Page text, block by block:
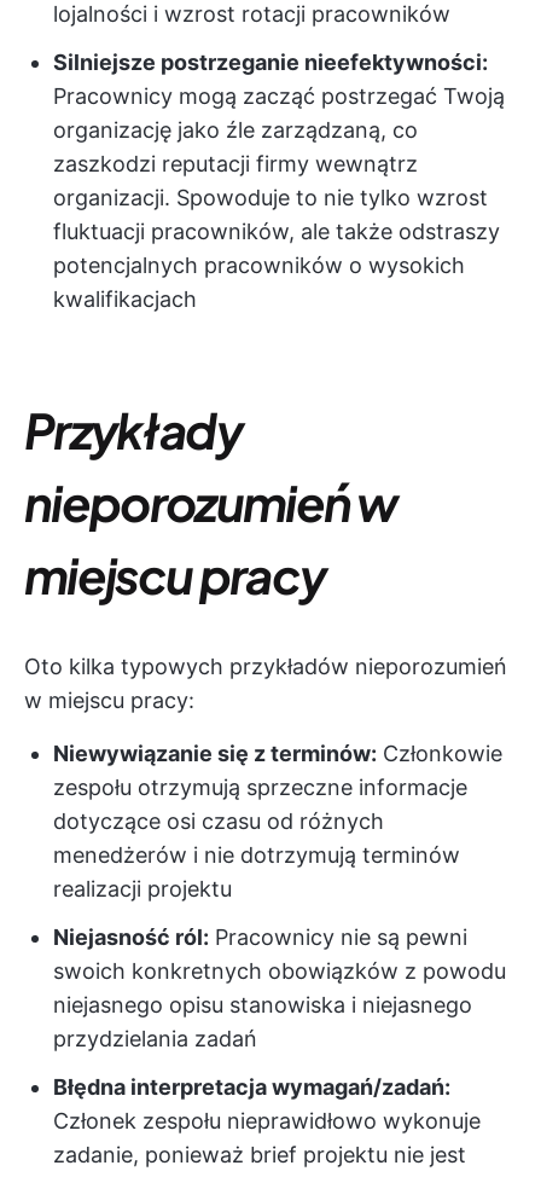
lojalności i wzrost rotacji pracowników
Silniejsze postrzeganie nieefektywności:
Pracownicy mogą zacząć postrzegać Twoją
organizację jako źle zarządzaną, co
zaszkodzi reputacji firmy wewnątrz
organizacji. Spowoduje to nie tylko wzrost
fluktuacji pracowników, ale także odstraszy
potencjalnych pracowników o wysokich
kwalifikacjach
Przykłady
nieporozumień w
miejscu pracy
Oto kilka typowych przykładów nieporozumień
w miejscu pracy:
Niewywiązanie się z terminów: Członkowie
zespołu otrzymują sprzeczne informacje
dotyczące osi czasu od różnych
menedżerów i nie dotrzymują terminów
realizacji projektu
Niejasność ról: Pracownicy nie są pewni
swoich konkretnych obowiązków z powodu
niejasnego opisu stanowiska i niejasnego
przydzielania zadań
Błędna interpretacja wymagań/zadań:
Członek zespołu nieprawidłowo wykonuje
zadanie, ponieważ brief projektu nie jest